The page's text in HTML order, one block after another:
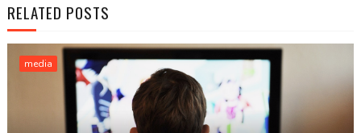
RELATED POSTS
media